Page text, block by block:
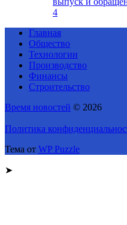
4
Главная
Общество
Технологии
Производство
Финансы
Строительство
Время новостей © 2026
Политика
Тема от WP Puzzle
➤